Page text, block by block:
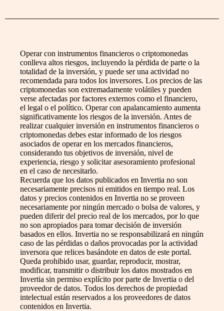
Operar con instrumentos financieros o criptomonedas
conlleva altos riesgos, incluyendo la pérdida de parte o la
totalidad de la inversión, y puede ser una actividad no
recomendada para todos los inversores. Los precios de las
criptomonedas son extremadamente volátiles y pueden
verse afectadas por factores externos como el financiero,
el legal o el político. Operar con apalancamiento aumenta
significativamente los riesgos de la inversión. Antes de
realizar cualquier inversión en instrumentos financieros o
criptomonedas debes estar informado de los riesgos
asociados de operar en los mercados financieros,
considerando tus objetivos de inversión, nivel de
experiencia, riesgo y solicitar asesoramiento profesional
en el caso de necesitarlo.
Recuerda que los datos publicados en Invertia no son
necesariamente precisos ni emitidos en tiempo real. Los
datos y precios contenidos en Invertia no se proveen
necesariamente por ningún mercado o bolsa de valores, y
pueden diferir del precio real de los mercados, por lo que
no son apropiados para tomar decisión de inversión
basados en ellos. Invertia no se responsabilizará en ningún
caso de las pérdidas o daños provocadas por la actividad
inversora que relices basándote en datos de este portal.
Queda prohibido usar, guardar, reproducir, mostrar,
modificar, transmitir o distribuir los datos mostrados en
Invertia sin permiso explícito por parte de Invertia o del
proveedor de datos. Todos los derechos de propiedad
intelectual están reservados a los proveedores de datos
contenidos en Invertia.